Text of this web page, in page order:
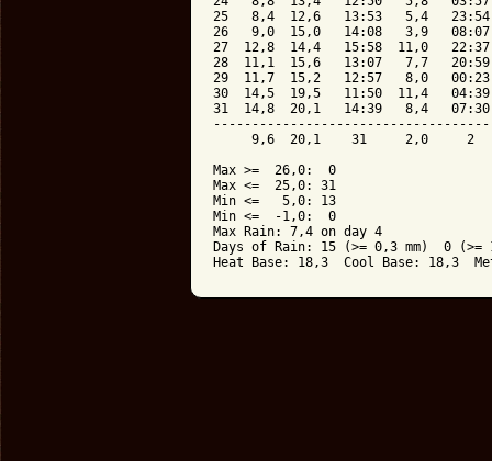
25   8,4  12,6   13:53   5,4
26   9,0  15,0   14:08   3,9
27  12,8  14,4   15:58  11,0
28  11,1  15,6   13:07   7,7
29  11,7  15,2   12:57   8,0
30  14,5  19,5   11:50  11,4
31  14,8  20,1   14:39   8,4
9,6  20,1    31     2,0     2
Max >=  26,0:  0
Max <=  25,0: 31
Min <=   5,0: 13
Min <=  -1,0:  0
Max Rain: 7,4 on day 4
Days of Rain: 15 (>= 0,3 mm)  0 (>=